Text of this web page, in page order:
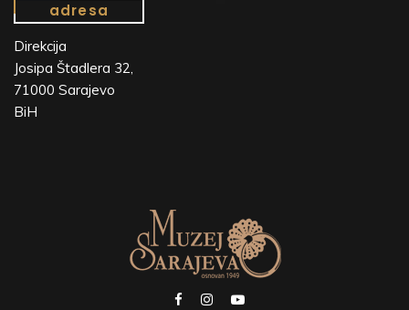
adresa
Direkcija
Josipa Štadlera 32,
71000 Sarajevo
BiH